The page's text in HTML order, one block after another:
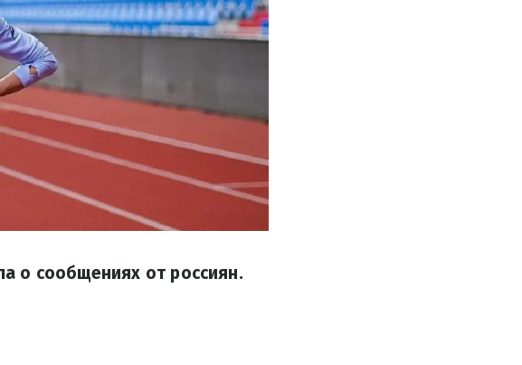
о сообщениях от россиян.